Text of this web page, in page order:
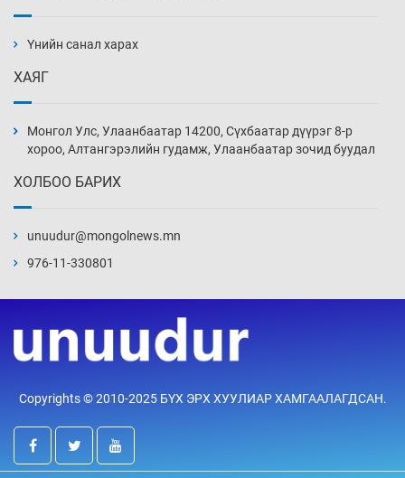
нэмэгджээ
Уржигдар 13 цаг 30 мин
Уржигдар 13 цаг 00 мин
Уржигдар 12 цаг 30 мин
үйлчилж буй гэв
Уржигдар 12 цаг 00 мин
Үнийн санал харах
ХАЯГ
Монгол Улс, Улаанбаатар 14200, Сүхбаатар дүүрэг 8-р
хороо, Алтангэрэлийн гудамж, Улаанбаатар зочид буудал
ХОЛБОО БАРИХ
unuudur@mongolnews.mn
976-11-330801
Copyrights © 2010-2025 БҮХ ЭРХ ХУУЛИАР ХАМГААЛАГДСАН.